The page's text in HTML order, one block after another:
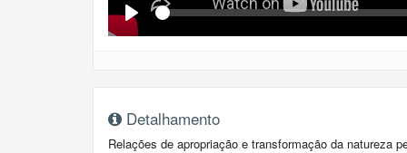
Play
Detalhamento
Relações de apropriação e transformação da natureza